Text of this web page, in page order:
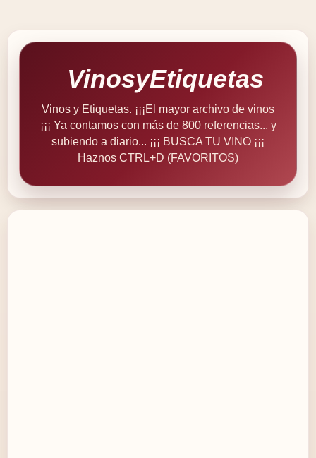
VinosyEtiquetas
Vinos y Etiquetas. ¡¡¡El mayor archivo de vinos
¡¡¡ Ya contamos con más de 800 referencias... y
subiendo a diario... ¡¡¡ BUSCA TU VINO ¡¡¡
Haznos CTRL+D (FAVORITOS)